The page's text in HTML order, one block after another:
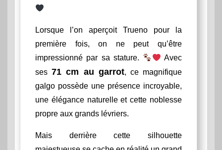
Lorsque l’on aperçoit Trueno pour la
première fois, on ne peut qu’être
impressionné par sa stature.
Avec
ses71 cm au garrot, ce magnifique
galgo possède une présence incroyable,
une élégance naturelle et cette noblesse
propre aux grands lévriers.
Mais derrière cette silhouette